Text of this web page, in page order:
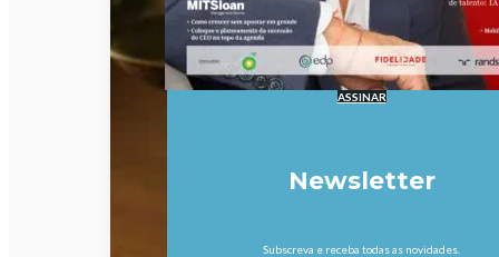
ASSINAR
Newsletter
Subscreva e receba todas as novidades.